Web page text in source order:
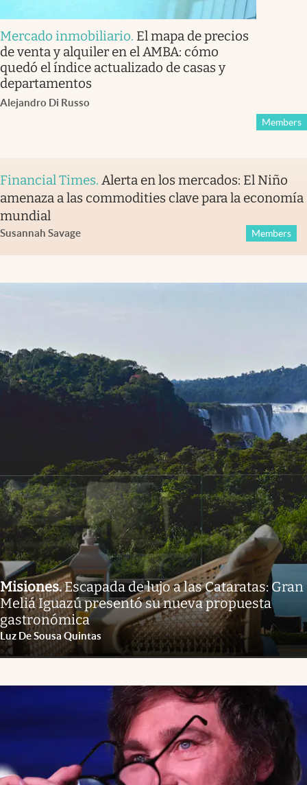
Mercado inmobiliario. El mapa de precios
de venta y alquiler en el AMBA: cómo
quedó el índice actualizado de casas y
departamentos
Alejandro Di Russo
Members
Financial Times. Alerta en los mercados: El Niño
amenaza a las commodities clave para la economía
mundial
Susannah Savage Members
Misiones.Escapada de lujo a las Cataratas: Gran
Meliá Iguazú presentó su nueva propuesta
gastronómica
Luz De Sousa Quintas